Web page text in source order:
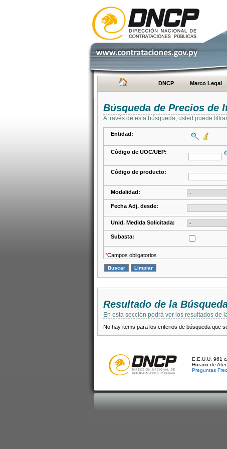
DNCP Marco Legal
Búsqueda de Precios de
A través de esta búsqueda, usted puede
Entidad:
Código de UOC/UEP:
Código de producto:
Modalidad:
Fecha Adj. desde:
Unid. Medida Solicitada:
Subasta:
*Campos obligatorios
Resultado de la
En esta sección podrá ver los resultados de
No hay items para los criterios de búsqueda que
E.E.U.U. 961
Horario de
Preguntas